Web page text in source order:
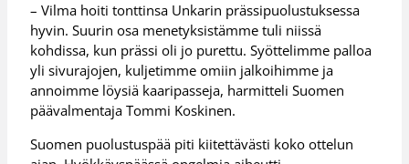
– Vilma hoiti tonttinsa Unkarin prässipuolustuksessa
hyvin. Suurin osa menetyksistämme tuli niissä
kohdissa, kun prässi oli jo purettu. Syöttelimme palloa
yli sivurajojen, kuljetimme omiin jalkoihimme ja
annoimme löysiä kaaripasseja, harmitteli Suomen
päävalmentaja Tommi Koskinen.
Suomen puolustuspää piti kiitettävästi koko ottelun